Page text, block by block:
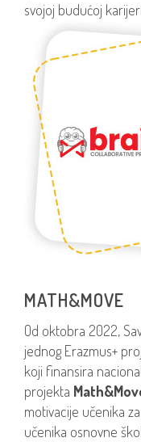
svojoj budućoj
MATH&MOVE
Od oktobra 2022,
jednog Erazmus+
koji finansira
projekta
motivacije učenika
učenika osnovne